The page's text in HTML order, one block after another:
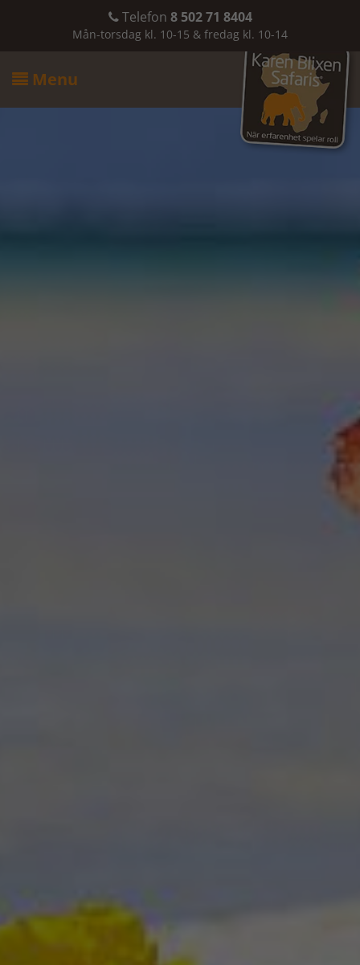
Telefon 8 502 71 8404
Mån-torsdag kl. 10-15 & fredag kl. 10-14
 Menu